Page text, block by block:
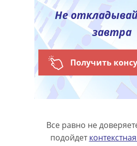
Не
завтра
Получить
Все равно не
подойдет